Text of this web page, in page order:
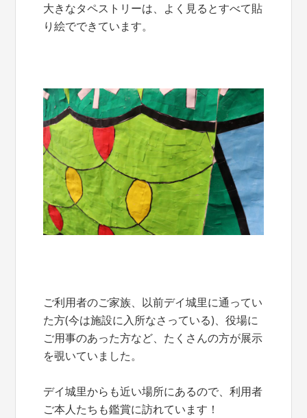
大きなタペストリーは、よく見るとすべて貼
り絵でできています。
ご利用者のご家族、以前デイ城里に通ってい
た方(今は施設に入所なさっている)、役場に
ご用事のあった方など、たくさんの方が展示
を覗いていました。
デイ城里からも近い場所にあるので、利用者
ご本人たちも鑑賞に訪れています！